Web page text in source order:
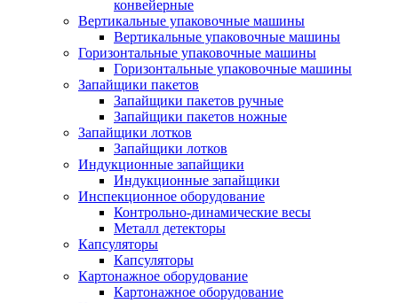
конвейерные
Вертикальные упаковочные машины
Вертикальные упаковочные машины
Горизонтальные упаковочные машины
Горизонтальные упаковочные машины
Запайщики пакетов
Запайщики пакетов ручные
Запайщики пакетов ножные
Запайщики лотков
Запайщики лотков
Индукционные запайщики
Индукционные запайщики
Инспекционное оборудование
Контрольно-динамические весы
Металл детекторы
Капсуляторы
Капсуляторы
Картонажное оборудование
Картонажное оборудование